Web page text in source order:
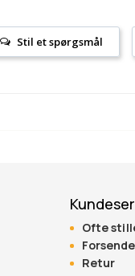
Stil et spørgsmål
Ofte
Retur